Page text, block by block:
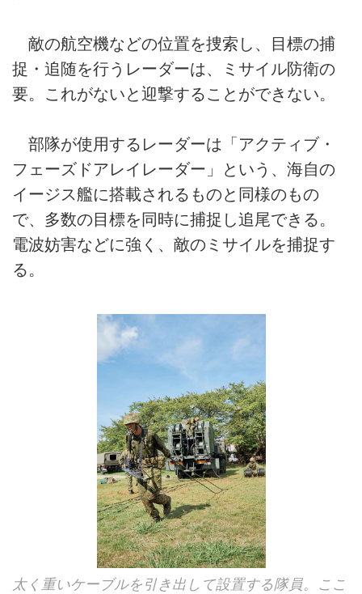
敵の航空機などの位置を捜索し、目標の捕
捉・追随を行うレーダーは、ミサイル防衛の
要。これがないと迎撃することができない。
部隊が使用するレーダーは「アクティブ・
フェーズドアレイレーダー」という、海自の
イージス艦に搭載されるものと同様のもの
で、多数の目標を同時に捕捉し追尾できる。
電波妨害などに強く、敵のミサイルを捕捉す
る。
太く重いケーブルを引き出して設置する隊員。ここ